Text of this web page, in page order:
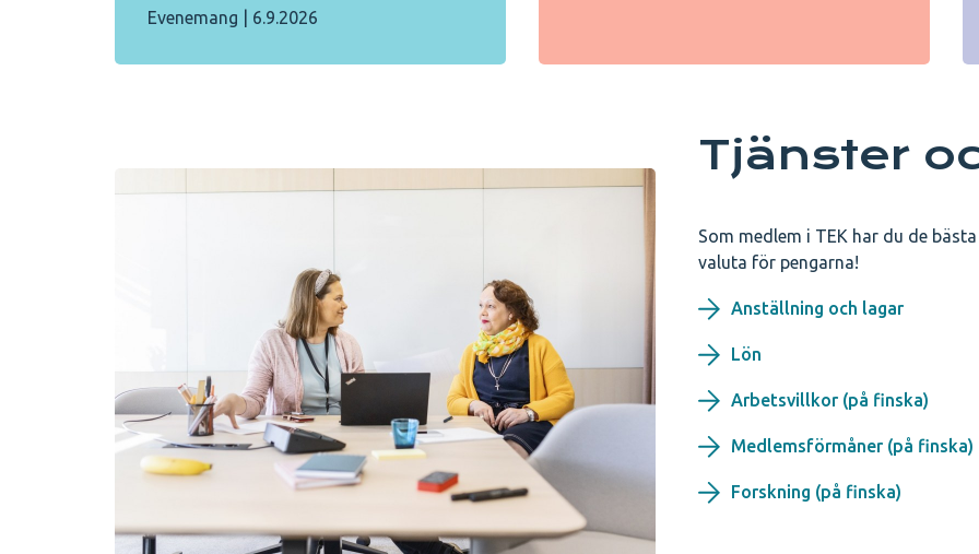
Evenemang 6.9.2026
Tjänster
Som medlem i TEK har du de
valuta för pengarna!
Anställning och lagar
Lön
Arbetsvillkor (på finska)
Medlemsförmåner (på finska)
Forskning (på finska)